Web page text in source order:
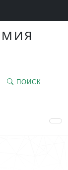
ПОИСК